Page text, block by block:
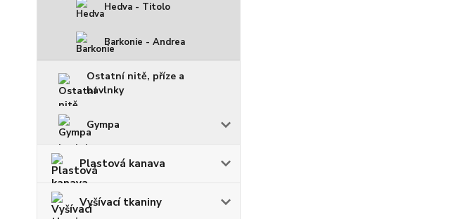
Hedva - Titolo
Barkonie - Andrea
Ostatní nitě, příze a
bavlnky
Gympa
Plastová kanava
Vyšívací tkaniny